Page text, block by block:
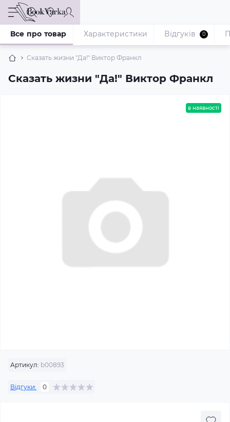
Сказать жизни "Да!" Виктор Франкл
Сказать жизни "Да!" Виктор Франкл
Все про товар Характеристики Відгуків 0
в наявності
Артикул: b00893
Відгуки: 0